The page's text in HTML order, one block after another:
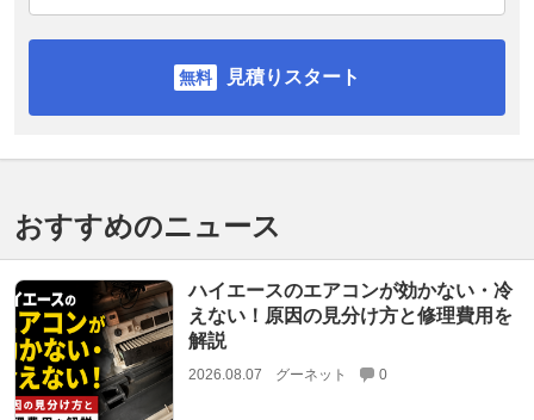
見積りスタート
おすすめのニュース
ハイエースのエアコンが効かない・冷
えない！原因の見分け方と修理費用を
解説
2026.08.07 グーネット 0